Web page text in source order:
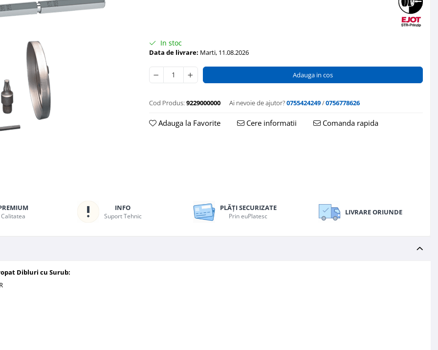
In stoc
Data de livrare: Marti, 11.08.2026
Adauga in cos
Cod Produs: 9229000000 Ai nevoie de ajutor?0755424249/0756778626
Adauga la Favorite Cere informatii Comanda rapida
INFO
Suport Tehnic
PLĂȚI SECURIZATE
Prin euPlatesc LIVRARE ORIUNDE
Dibluri cu Surub: